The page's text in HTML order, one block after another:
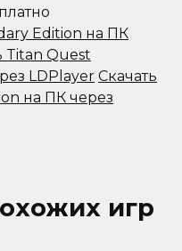
Edition на ПК
Titan Quest
LDPlayer Скачать
на ПК через
игр